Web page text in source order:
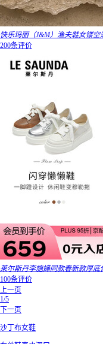
快乐玛丽（J&M）渔夫鞋女镂
200条评价
莱尔斯丹李施嬅同款春新款厚底
100条评价
上一页
1/5
下一页
沙丁布女鞋